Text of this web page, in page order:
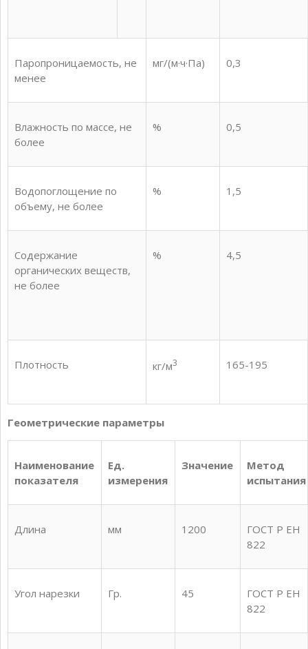
Паропроницаемость, не
менее
мг/(м·ч·Па) 0,3
Влажность по массе, не
более
% 0,5
Водопоглощение по
объему, не более
% 1,5
Содержание
органических веществ,
не более
% 4,5
Плотность кг/м3 165-195
Геометрические параметры
Наименование
показателя
Ед.
измерения
Значение
Метод
испытания
Длина мм 1200
ГОСТ Р ЕН
822
Угол нарезки Гр. 45
ГОСТ Р ЕН
822